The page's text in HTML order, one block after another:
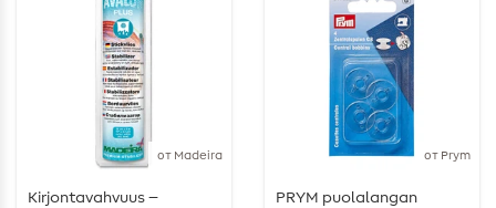
от Madeira
Kirjontavahvuus –
от Prym
PRYM puolalangan